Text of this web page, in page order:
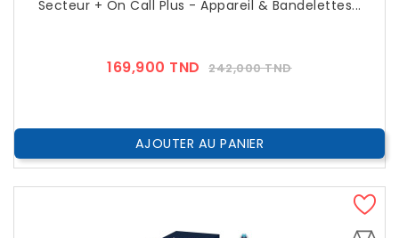
Secteur + On Call Plus - Appareil & Bandelettes...
169,900 TND Prix
242,000 TNDPrix
AJOUTER AU PANIER